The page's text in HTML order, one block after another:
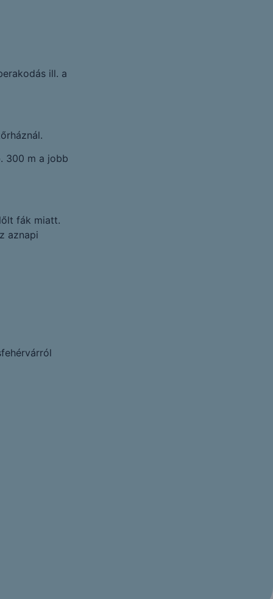
ill. a
300 m a jobb
fák miatt.
aznapi